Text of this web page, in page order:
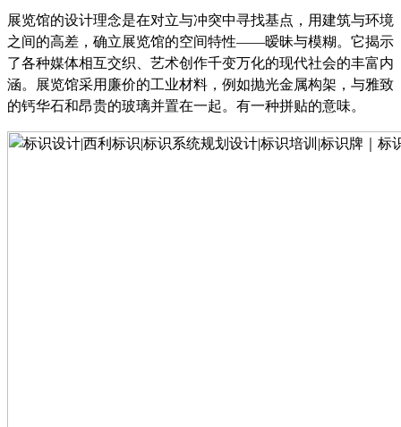
展览馆的设计理念是在对立与冲突中寻找基点，用建筑与环境
之间的高差，确立展览馆的空间特性——暧昧与模糊。它揭示
了各种媒体相互交织、艺术创作千变万化的现代社会的丰富内
涵。展览馆采用廉价的工业材料，例如抛光金属构架，与雅致
的钙华石和昂贵的玻璃并置在一起。有一种拼贴的意味。